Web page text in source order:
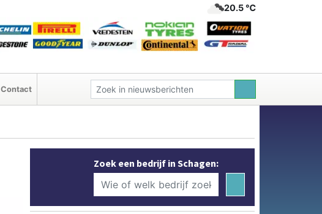
20.5 ℃
Contact
Zoek een bedrijf in Schagen: